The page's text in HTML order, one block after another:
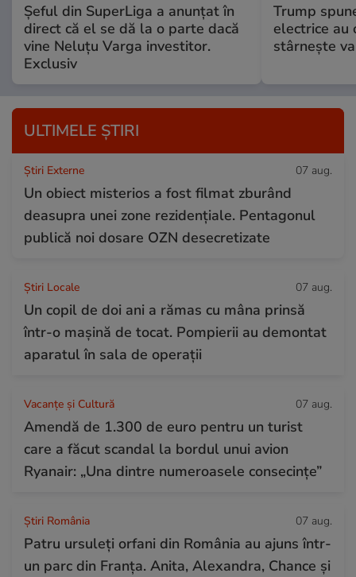
Șeful din SuperLiga a anunțat în
direct că el se dă la o parte dacă
vine Neluțu Varga investitor.
Exclusiv
Trump
electrice au
stârnește
ULTIMELE ȘTIRI
Știri Externe 07 aug.
Un obiect misterios a fost filmat zburând
deasupra unei zone rezidențiale. Pentagonul
publică noi dosare OZN desecretizate
Știri Locale 07 aug.
Un copil de doi ani a rămas cu mâna prinsă
într-o mașină de tocat. Pompierii au demontat
aparatul în sala de operații
Vacanțe și Cultură 07 aug.
Amendă de 1.300 de euro pentru un turist
care a făcut scandal la bordul unui avion
Ryanair: „Una dintre numeroasele consecințe”
Știri România 07 aug.
Patru ursuleți orfani din România au ajuns într-
un parc din Franța. Anita, Alexandra, Chance și